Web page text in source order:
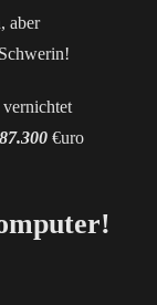
aber
€uro